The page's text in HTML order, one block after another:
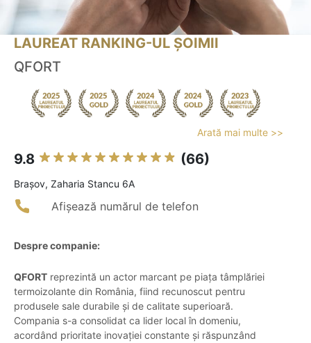
LAUREAT RANKING-UL ȘOIMII
QFORT
Arată mai multe >>
9.8 (66)
Braşov, Zaharia Stancu 6A
Afișează numărul de telefon
Despre companie:
QFORT reprezintă un actor marcant pe piața tâmplăriei
termoizolante din România, fiind recunoscut pentru
produsele sale durabile și de calitate superioară.
Compania s-a consolidat ca lider local în domeniu,
acordând prioritate inovației constante și răspunzând